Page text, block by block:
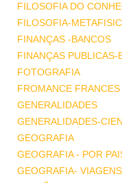
FILOSOFIA DO
FILOSOFIA-
FINANÇAS -BANCOS
FINANÇAS PUBLICAS-
FOTOGRAFIA
FROMANCE FRANCES
GENERALIDADES
GENERALIDADES-
GEOGRAFIA
GEOGRAFIA - POR
GEOGRAFIA- VIAGENS